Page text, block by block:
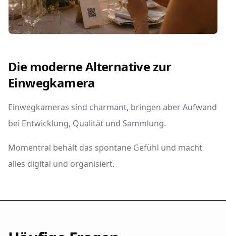
Die moderne Alternative zur
Einwegkamera
Einwegkameras sind charmant, bringen aber Aufwand
bei Entwicklung, Qualität und Sammlung.
Momentral behält das spontane Gefühl und macht
alles digital und organisiert.